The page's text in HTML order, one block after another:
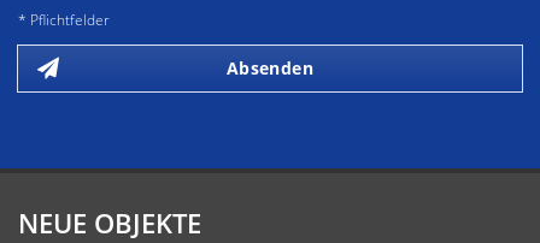
* Pflichtfelder
Absenden
NEUE OBJEKTE